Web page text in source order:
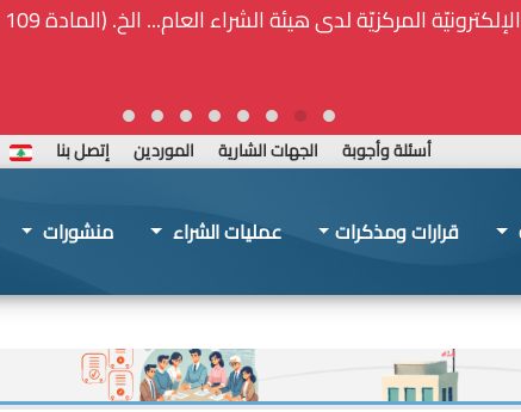
المركزيّة لدى هيئة الشراء العام... الخ. (المادة 109 : الشفافية)
أسئلة وأجوبة الجهات الشارية الموردين إتصل بنا
قرارات ومذكرات عمليات الشراء منشورات